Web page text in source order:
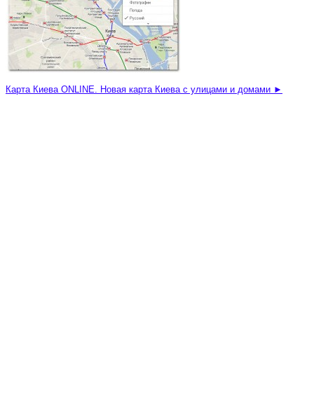
Карта Киева ONLINE. Новая карта Киева с улицами и домами ►